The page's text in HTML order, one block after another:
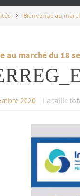
Bienvenue au
au marché du 18
2020 La taille